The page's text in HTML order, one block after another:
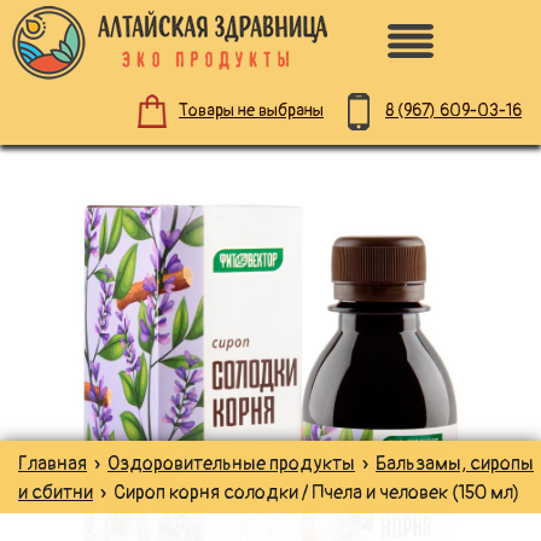
ПО НАЗНАЧЕНИЮ
ЗДОРОВОЕ ПИТАНИЕ
НАТУРАЛЬНАЯ КОСМЕТИКА
ДЛЯ ЗДОРОВЬЯ
ДЛЯ ДЕТЕЙ
8 (967) 609-03-16
Товары не выбраны
Главная » Оздоровительные продукты » Бальзамы, сиропы
и сбитни » Сироп корня солодки / Пчела и человек (150 мл)